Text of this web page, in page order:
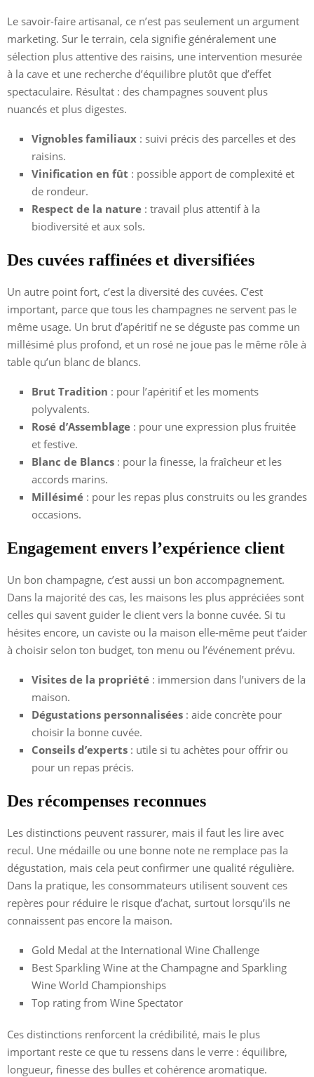
Le savoir-faire artisanal, ce n’est pas seulement un argument
marketing. Sur le terrain, cela signifie généralement une
sélection plus attentive des raisins, une intervention mesurée
à la cave et une recherche d’équilibre plutôt que d’effet
spectaculaire. Résultat : des champagnes souvent plus
nuancés et plus digestes.
Vignobles familiaux : suivi précis des parcelles et des
raisins.
Vinification en fût : possible apport de complexité et
de rondeur.
Respect de la nature : travail plus attentif à la
biodiversité et aux sols.
Des cuvées raffinées et diversifiées
Un autre point fort, c’est la diversité des cuvées. C’est
important, parce que tous les champagnes ne servent pas le
même usage. Un brut d’apéritif ne se déguste pas comme un
millésimé plus profond, et un rosé ne joue pas le même rôle à
table qu’un blanc de blancs.
Brut Tradition : pour l’apéritif et les moments
polyvalents.
Rosé d’Assemblage : pour une expression plus fruitée
et festive.
Blanc de Blancs : pour la finesse, la fraîcheur et les
accords marins.
Millésimé : pour les repas plus construits ou les grandes
occasions.
Engagement envers l’expérience client
Un bon champagne, c’est aussi un bon accompagnement.
Dans la majorité des cas, les maisons les plus appréciées sont
celles qui savent guider le client vers la bonne cuvée. Si tu
hésites encore, un caviste ou la maison elle-même peut t’aider
à choisir selon ton budget, ton menu ou l’événement prévu.
Visites de la propriété : immersion dans l’univers de la
maison.
Dégustations personnalisées : aide concrète pour
choisir la bonne cuvée.
Conseils d’experts : utile si tu achètes pour offrir ou
pour un repas précis.
Des récompenses reconnues
Les distinctions peuvent rassurer, mais il faut les lire avec
recul. Une médaille ou une bonne note ne remplace pas la
dégustation, mais cela peut confirmer une qualité régulière.
Dans la pratique, les consommateurs utilisent souvent ces
repères pour réduire le risque d’achat, surtout lorsqu’ils ne
connaissent pas encore la maison.
Gold Medal at the International Wine Challenge
Best Sparkling Wine at the Champagne and Sparkling
Wine World Championships
Top rating from Wine Spectator
Ces distinctions renforcent la crédibilité, mais le plus
important reste ce que tu ressens dans le verre : équilibre,
longueur, finesse des bulles et cohérence aromatique.